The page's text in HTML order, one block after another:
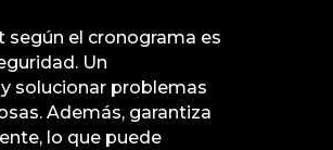
según el cronograma es
Un
solucionar problemas
Además, garantiza
lo que puede